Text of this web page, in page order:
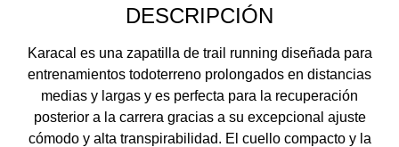
DESCRIPCIÓN
Karacal es una zapatilla de trail running diseñada para
entrenamientos todoterreno prolongados en distancias
medias y largas y es perfecta para la recuperación
posterior a la carrera gracias a su excepcional ajuste
cómodo y alta transpirabilidad. El cuello compacto y la